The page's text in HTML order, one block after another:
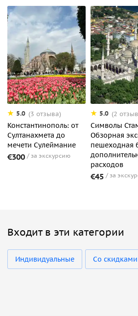
5.0 (3 отзыва)
Константинополь: от
Султанахмета до
мечети Сулеймание
€300 за экскурсию
5.0 (2
Cимволы
Обзорная
пешеходная
расходов
€45 за
Входит в эти категории
Индивидуальные Со скидками